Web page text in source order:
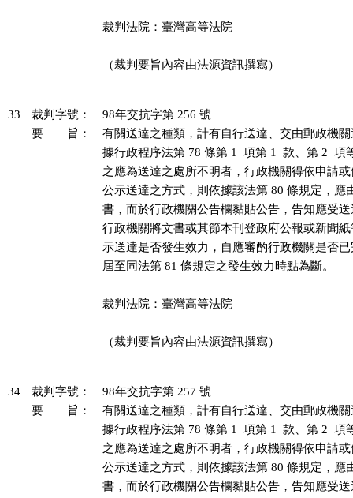
裁判法院：臺灣高等法院
（裁判要旨內容由法源資訊撰寫）
33 裁判字號：
98年交抗字第 256 號
要 旨：
有關送達之種類，計有自行送達、交由郵政機
據行政程序法第 78 條第 1  項第 1  款、第 2  項
之應為送達之處所不明者，行政機關得依申請
公示送達之方式，則依據該法第 80 條規定，應
書，而於行政機關公告欄黏貼公告，告知應受
行政機關將文書或其節本刊登政府公報或新聞
示送達是否發生效力，自應審酌行政機關是否
屆至同法第 81 條規定之發生效力時點為斷。
裁判法院：臺灣高等法院
（裁判要旨內容由法源資訊撰寫）
34 裁判字號：
98年交抗字第 257 號
要 旨：
有關送達之種類，計有自行送達、交由郵政機
據行政程序法第 78 條第 1  項第 1  款、第 2  項
之應為送達之處所不明者，行政機關得依申請
公示送達之方式，則依據該法第 80 條規定，應
書，而於行政機關公告欄黏貼公告，告知應受